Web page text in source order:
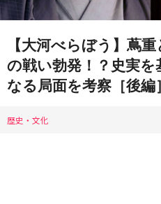
【大河べらぼう】蔦
の戦い勃発！？史実
なる局面を考察［後編
歴史・文化